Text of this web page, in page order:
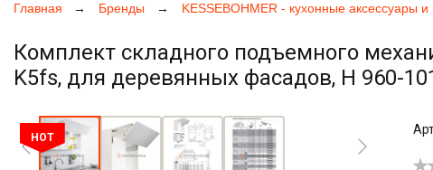
Главная Бренды KESSEBOHMER - кухонные аксессуары
Комплект складного подъемного
K5fs, для деревянных фасадов, H 960-
HOT